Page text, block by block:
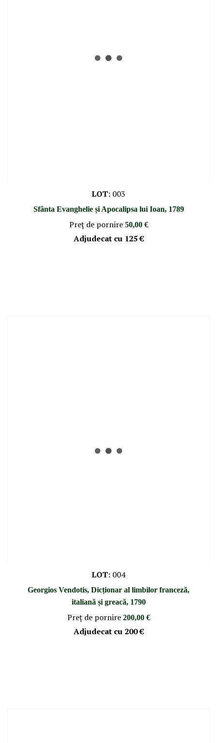
LOT: 003
Sfânta Evanghelie și Apocalipsa lui Ioan, 1789
Preţ de pornire 50,00 €
Adjudecat cu 125 €
LOT: 004
Georgios Vendotis, Dicționar al limbilor franceză,
italiană și greacă, 1790
Preţ de pornire 200,00 €
Adjudecat cu 200 €